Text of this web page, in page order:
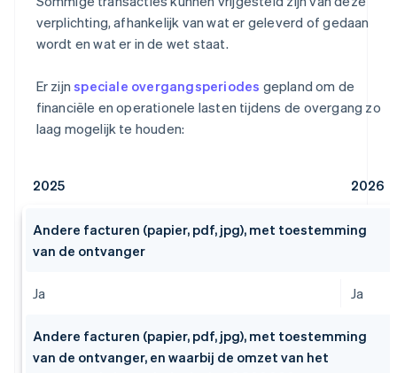
verplichting, afhankelijk van wat er geleverd of gedaan
wordt en wat er in de wet staat.
Er zijnspeciale overgangsperiodes gepland om de
financiële en operationele lasten tijdens de overgang zo
laag mogelijk te houden:
2025 2026
Andere facturen (papier, pdf, jpg), met toestemming
van de ontvanger
Ja Ja
Andere facturen (papier, pdf, jpg), met toestemming
van de ontvanger, en waarbij de omzet van het